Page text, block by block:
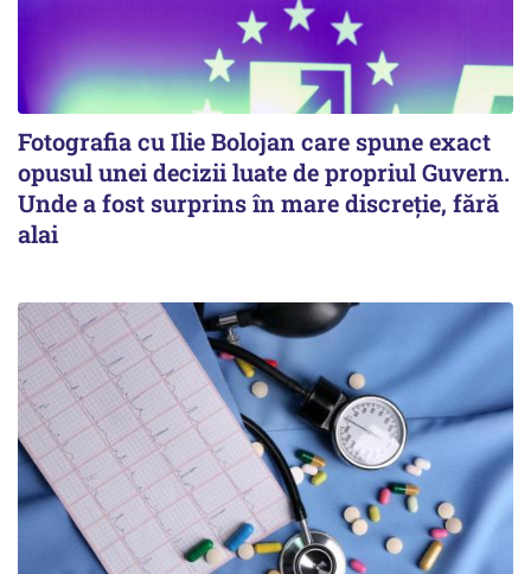
Fotografia cu Ilie Bolojan care spune exact
opusul unei decizii luate de propriul Guvern.
Unde a fost surprins în mare discreție, fără
alai